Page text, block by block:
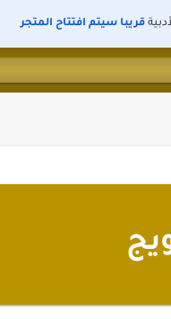
قريبا سيتم افتتاح المتجر